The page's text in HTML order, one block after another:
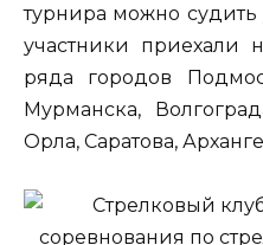
турнира можно судить
участники приехали
ряда городов
Мурманска,
Орла, Саратова,